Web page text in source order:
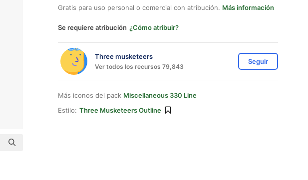
Gratis para uso personal o comercial con atribución. Más información
Se requiere atribución ¿Cómo atribuir?
Three musketeers
Ver todos los recursos 79,843
Seguir
Más iconos del pack Miscellaneous 330 Line
Estilo: Three Musketeers Outline